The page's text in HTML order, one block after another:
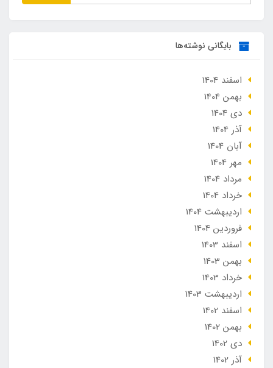
بایگانی نوشته‌ها
اسفند 1404
بهمن 1404
دی 1404
آذر 1404
آبان 1404
مهر 1404
مرداد 1404
خرداد 1404
ارديبهشت 1404
فروردین 1404
اسفند 1403
بهمن 1403
خرداد 1403
ارديبهشت 1403
اسفند 1402
بهمن 1402
دی 1402
آذر 1402